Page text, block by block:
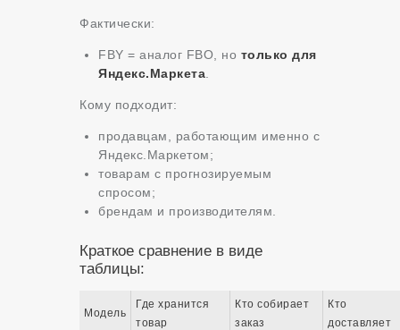
Фактически:
FBY = аналог FBO, но только для
Яндекс.Маркета
Кому подходит:
продавцам, работающим именно с
Яндекс.Маркетом;
товарам с прогнозируемым
спросом;
брендам и производителям.
Краткое сравнение в виде
таблицы:
Модель
Где хранится
товар
Кто собирает
заказ
Кто
доставляет